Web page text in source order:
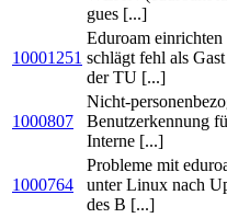
gues [...]
10001251
Eduroam einrichten
schlägt fehl als Gast
der TU [...]
1000807
Nicht-
Benutzerkennung
Interne [...]
1000764
Probleme mit
unter Linux nach
des B [...]